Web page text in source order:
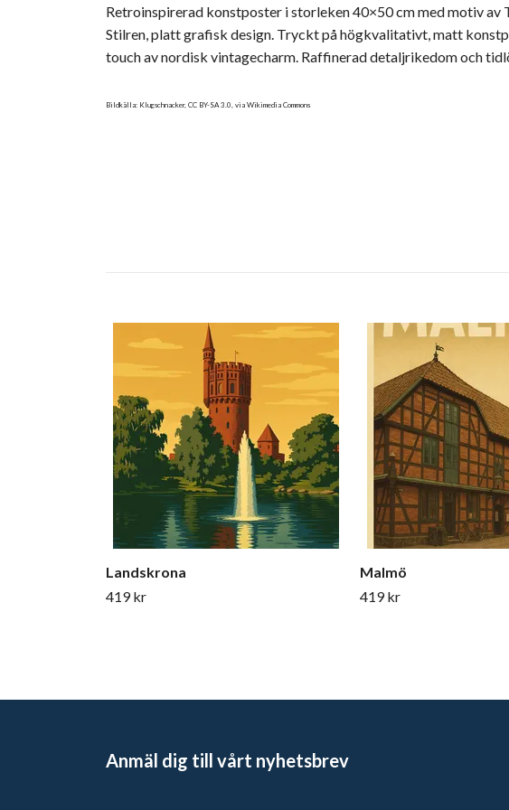
Retroinspirerad konstposter i storleken 40×50 cm med motiv
Stilren, platt grafisk design. Tryckt på högkvalitativt, matt
touch av nordisk vintagecharm. Raffinerad detaljrikedom och
Bildkälla: Klugschnacker, CC BY-SA 3.0, via Wikimedia Commons
Landskrona
419 kr
Malmö
419 kr
Anmäl dig till vårt nyhetsbrev